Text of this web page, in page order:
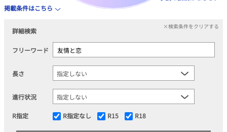
掲載条件はこちら
詳細検索
×検索条件をクリアする
フリーワード
長さ
進行状況
R指定 R指定なし R15 R18